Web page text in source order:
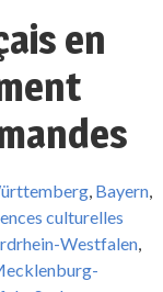
en
, Bayern,
culturelles
Westfalen,